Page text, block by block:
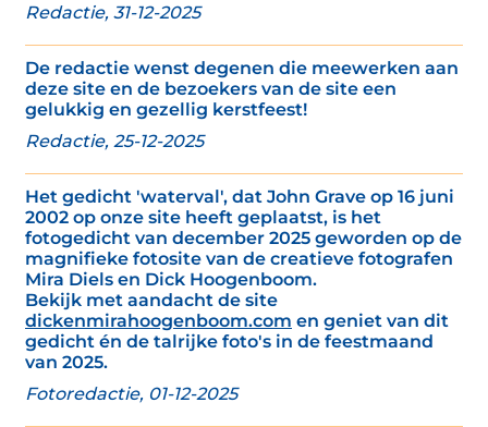
Redactie, 31-12-2025
De redactie wenst degenen die meewerken aan
deze site en de bezoekers van de site een
gelukkig en gezellig kerstfeest!
Redactie, 25-12-2025
Het gedicht 'waterval', dat John Grave op 16 juni
2002 op onze site heeft geplaatst, is het
fotogedicht van december 2025 geworden op de
magnifieke fotosite van de creatieve fotografen
Mira Diels en Dick Hoogenboom.
Bekijk met aandacht de site
dickenmirahoogenboom.com en geniet van dit
gedicht én de talrijke foto's in de feestmaand
van 2025.
Fotoredactie, 01-12-2025